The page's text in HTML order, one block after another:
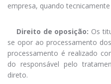
empresa, quando tecnicamente
Direito de oposição: Os
se opor ao processamento
processamento é realizado
do responsável pelo
direto.